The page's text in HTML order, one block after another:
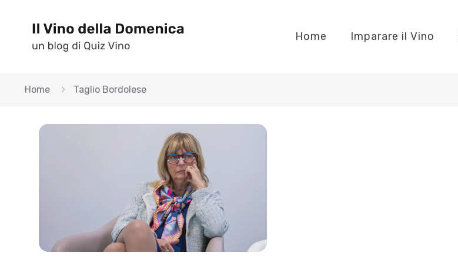
Home Imparare il Vino
Home Taglio Bordolese